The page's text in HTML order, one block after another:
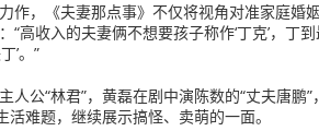
作，《夫妻那点事》不仅将视角对准家庭婚
“高收入的夫妻俩不想要孩子称作‘丁克’，丁
’。”
人公“林君”，黄磊在剧中演陈数的“丈夫唐鹏”
活难题，继续展示搞怪、卖萌的一面。